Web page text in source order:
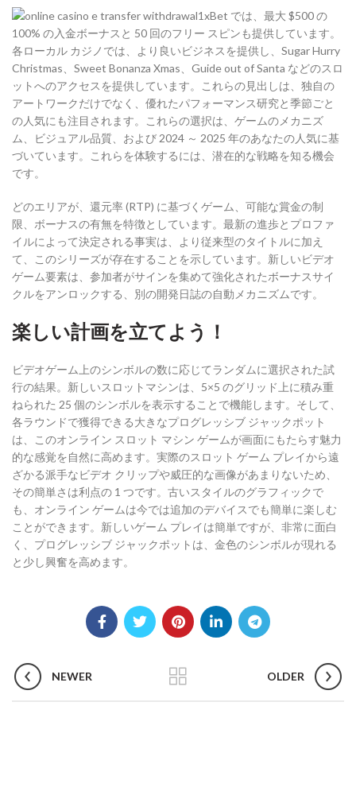
1xBet では、最大 $500 の
100% の入金ボーナスと 50 回のフリー スピンも提供しています。
各ローカル カジノでは、より良いビジネスを提供し、Sugar Hurry
Christmas、Sweet Bonanza Xmas、Guide out of Santa などのスロ
ットへのアクセスを提供しています。これらの見出しは、独自の
アートワークだけでなく、優れたパフォーマンス研究と季節ごと
の人気にも注目されます。これらの選択は、ゲームのメカニズ
ム、ビジュアル品質、および 2024 ～ 2025 年のあなたの人気に基
づいています。これらを体験するには、潜在的な戦略を知る機会
です。
どのエリアが、還元率 (RTP) に基づくゲーム、可能な賞金の制
限、ボーナスの有無を特徴としています。最新の進歩とプロファ
イルによって決定される事実は、より従来型のタイトルに加え
て、このシリーズが存在することを示しています。新しいビデオ
ゲーム要素は、参加者がサインを集めて強化されたボーナスサイ
クルをアンロックする、別の開発日誌の自動メカニズムです。
楽しい計画を立てよう！
ビデオゲーム上のシンボルの数に応じてランダムに選択された試
行の結果。新しいスロットマシンは、5×5 のグリッド上に積み重
ねられた 25 個のシンボルを表示することで機能します。そして、
各ラウンドで獲得できる大きなプログレッシブ ジャックポット
は、このオンライン スロット マシン ゲームが画面にもたらす魅力
的な感覚を自然に高めます。実際のスロット ゲーム プレイから遠
ざかる派手なビデオ クリップや威圧的な画像があまりないため、
その簡単さは利点の 1 つです。古いスタイルのグラフィックで
も、オンライン ゲームは今では追加のデバイスでも簡単に楽しむ
ことができます。新しいゲーム プレイは簡単ですが、非常に面白
く、プログレッシブ ジャックポットは、金色のシンボルが現れる
と少し興奮を高めます。
NEWER OLDER